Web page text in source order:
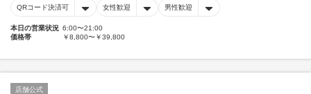
QRコード決済可 女性歓迎 男性歓迎
本日の営業状況 6:00〜21:00
価格帯
￥8,800〜￥39,800
店舗公式